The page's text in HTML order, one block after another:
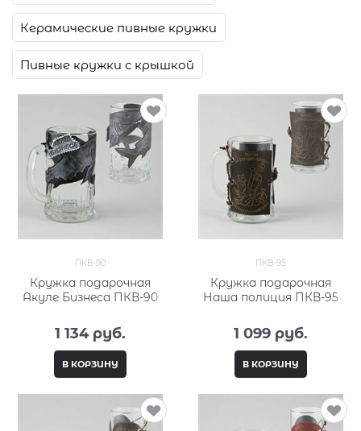
Керамические пивные кружки
Пивные кружки с крышкой
ПКВ-90
Кружка подарочная
Акуле Бизнеса ПКВ-90
1 134 руб.
В КОРЗИНУ
ПКВ-95
Кружка подарочная
Наша полиция ПКВ-95
1 099 руб.
В КОРЗИНУ